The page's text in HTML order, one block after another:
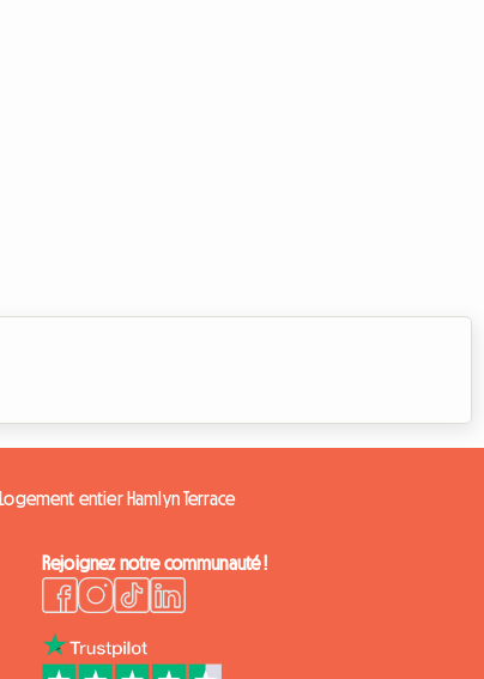
Logement entier Hamlyn Terrace
Rejoignez notre communauté !